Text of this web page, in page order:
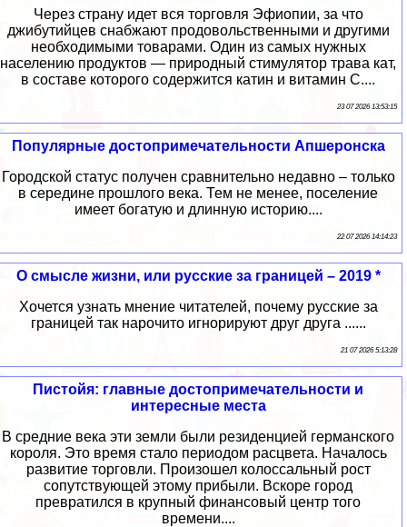
Через страну идет вся торговля Эфиопии, за что
джибутийцев снабжают продовольственными и другими
необходимыми товарами. Один из самых нужных
населению продуктов — природный стимулятор трава кат,
в составе которого содержится катин и витамин С....
23 07 2026 13:53:15
Популярные достопримечательности Апшеронска
Городской статус получен сравнительно недавно – только
в середине прошлого века. Тем не менее, поселение
имеет богатую и длинную историю....
22 07 2026 14:14:23
О смысле жизни, или русские за границей – 2019 *
Хочется узнать мнение читателей, почему русские за
границей так нарочито игнорируют друг друга ......
21 07 2026 5:13:28
Пистойя: главные достопримечательности и
интересные места
В средние века эти земли были резиденцией германского
короля. Это время стало периодом расцвета. Началось
развитие торговли. Произошел колоссальный рост
сопутствующей этому прибыли. Вскоре город
превратился в крупный финансовый центр того
времени....